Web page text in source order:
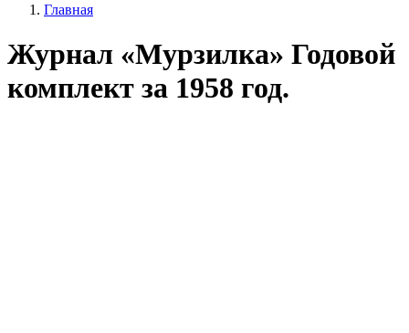
Главная
Журнал «Мурзилка» Годовой
комплект за 1958 год.